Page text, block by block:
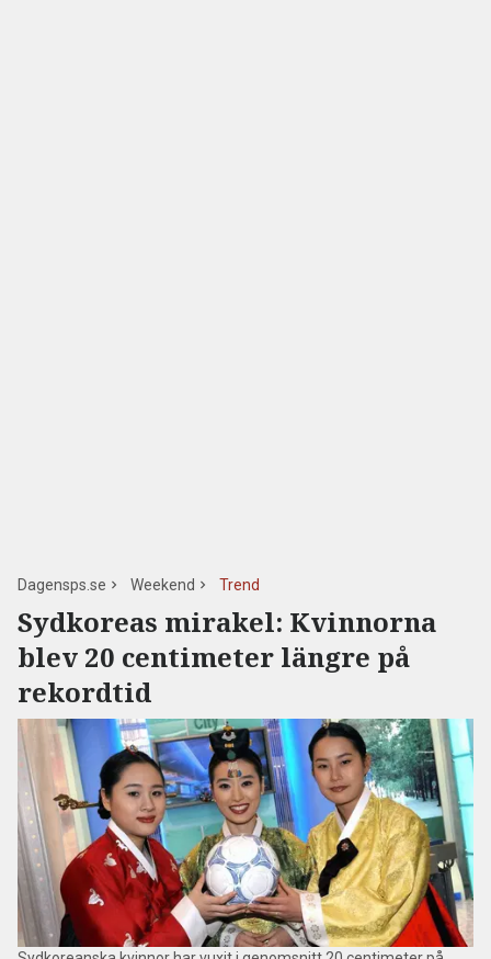
Dagensps.se Weekend Trend
Sydkoreas mirakel: Kvinnorna
blev 20 centimeter längre på
rekordtid